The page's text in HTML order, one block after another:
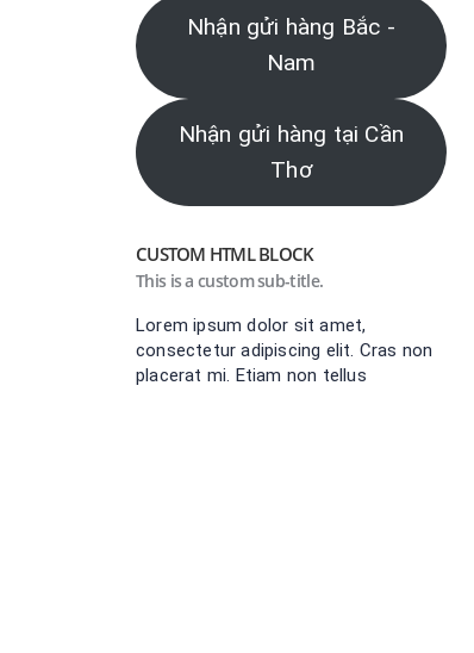
Nhận gửi hàng Bắc -
Nam
Nhận gửi hàng tại Cần
Thơ
CUSTOM HTML BLOCK
This is a custom sub-title.
Lorem ipsum dolor sit amet,
consectetur adipiscing elit. Cras non
placerat mi. Etiam non tellus